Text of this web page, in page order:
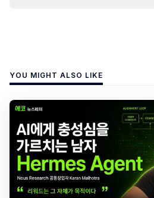
YOU MIGHT ALSO LIKE